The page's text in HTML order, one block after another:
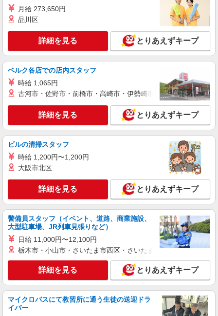
ィブ支給(規定有) ★月2回払い・週払い可能（規程
有）★ ゜・。○。・゜+゜・。○。・゜+゜
詳細を見る
紹介予定派遣
株式会社シエロ
【docomo】人気機種に詳しくなれる携帯販売
時給1500円〜1600円（経験・能力による） ※
残業代支給 ★交通費別途支給（規定あり） ゜
+゜・。○。・゜+゜・。○。・゜+゜ 入社祝い金10
ィブ支給(規定有) ★月2回払い・週払い可能（規程
有）★ ゜・。○。・゜+゜・。○。・゜+゜
岐阜県岐阜市のdocomoショップ
キープ 詳細を見る
派遣社員
株式会社シエロ
【au】の携帯販売スタッフ
時給1500円〜1700円（経験・能力による） ※
残業代支給 ★交通費別途支給（規定あり） ゜
+゜・。○。・゜+゜・。○。・゜+゜ 入社祝い金10
万円支給(規定有) お友達を紹介頂くと, インセンテ
ィブ支給(規定有) ★月2回払い・週払い可能（規程
有）★ ゜・。○。・゜+゜・。○。・゜+゜
岐阜県岐阜市のauショップ
キープ 詳細を見る
派遣社員
株式会社シエロ
人気機種に詳しくなれる携帯販売
【softbank】
時給1600円〜 ※別途インセンティブ、職能評
価制度あり ※残業代支給 ★交通費別途支給（規定
あり） ゜+゜・。○。・゜+゜・。○。・゜+゜ 入岐阜県岐阜市の家電量販店
月給 273,650円
品川区
詳細を見る とりあえずキープ
ベルク各店での店内スタッフ
時給 1,065円
古河市・佐野市・前橋市・高崎市・伊勢崎市・太田市・館林市
詳細を見る とりあえずキープ
ビルの清掃スタッフ
時給 1,200円〜1,200円
大阪市北区
詳細を見る とりあえずキープ
警備員スタッフ（イベント、道路、商業施設、
大型駐車場、JR列車見張りなど）
日給 11,000円〜12,100円
栃木市・小山市・さいたま市西区・さいたま市岩槻区・久喜市・
詳細を見る とりあえずキープ
マイクロバスにて教習所に通う生徒の送迎ドラ
イバー